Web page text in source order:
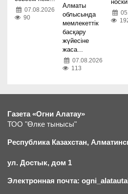
07.08.2026
90
Алматы
облысында
мемлекеттік
басқару
жүйесіне
жаса...
07.08.2026
113
Газета «Огни Алатау»
ТОО "Өлке тынысы"
Республика Казахстан,
ул. Достык, дом 1
Электронная почта: